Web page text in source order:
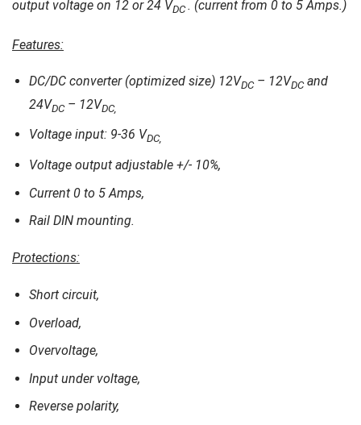
output voltage on 12 or 24 VDC . (current from 0 to 5 Amps.)
Features:
DC/DC converter (optimized size) 12VDC– 12VDCand
24VDC– 12VDC,
Voltage input: 9-36 VDC,
Voltage output adjustable +/- 10%,
Current 0 to 5 Amps,
Rail DIN mounting.
Protections:
Short circuit,
Overload,
Overvoltage,
Input under voltage,
Reverse polarity,